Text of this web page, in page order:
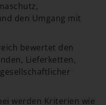
den Umgang mit
bewertet den
Lieferketten,
werden Kriterien wie